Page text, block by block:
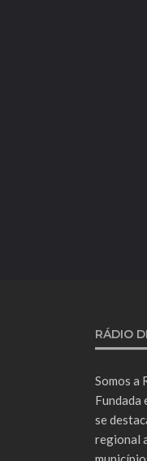
RÁDIO
Somos a
Fundada
se
regional